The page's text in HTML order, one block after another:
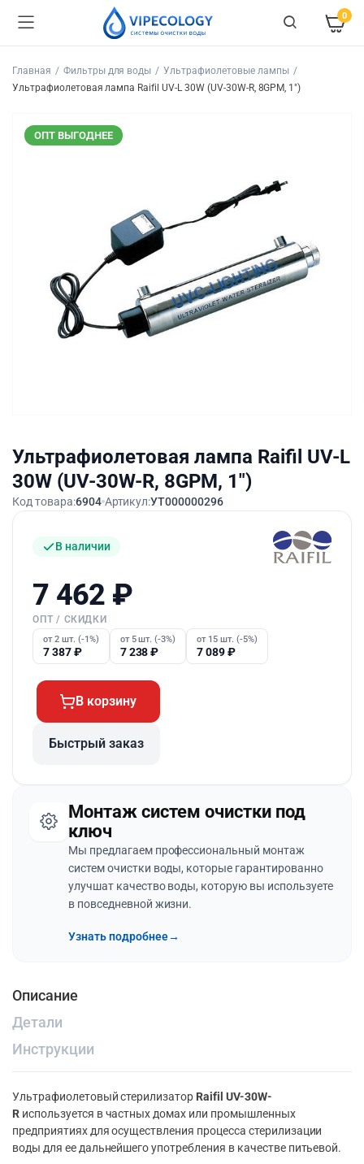
0
Главная Фильтры для воды
Ультрафиолетовые лампы
Ультрафиолетовая лампа Raifil UV-L 30W (UV-30W-R, 8GPM, 1″)
ОПТ ВЫГОДНЕЕ
Ультрафиолетовая лампа Raifil UV-L
30W (UV-30W-R, 8GPM, 1″)
Код товара:6904 Артикул:УТ000000296
В наличии
7 462 ₽
ОПТ / СКИДКИ
от 2 шт. (-1%)
7 387₽
от 5 шт. (-3%)
7 238₽
от 15 шт. (-5%)
7 089₽
В корзину
Быстрый заказ
Монтаж систем очистки под
ключ
Мы предлагаем профессиональный монтаж
систем очистки воды, которые гарантированно
улучшат качество воды, которую вы используете
в повседневной жизни.
Узнать подробнее→
Описание
Детали
Инструкции
Ультрафиолетовый стерилизатор Raifil UV-30W-
Rиспользуется в частных домах или промышленных
предприятиях для осуществления процесса стерилизации
воды для ее дальнейшего употребления в качестве питьевой.